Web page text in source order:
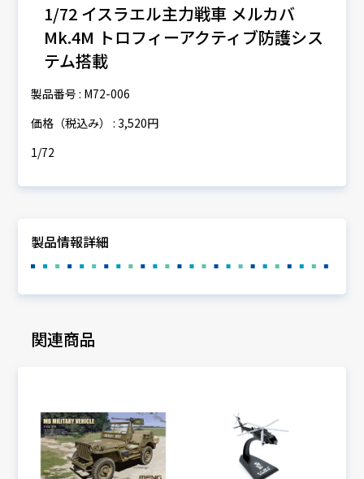
1/72 イスラエル主力戦車 メルカバ
Mk.4M トロフィーアクティブ防護シス
テム搭載
製品番号 : M72-006
価格（税込み） : 3,520円
1/72
製品情報詳細
関連商品